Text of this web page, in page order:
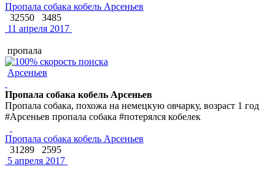
Пропала собака кобель Арсеньев
32550
3485
11 апреля 2017
пропала
Арсеньев
Пропала собака кобель Арсеньев
Пропала собака, похожа на немецкую овчарку, возраст 1 год
#Арсеньев пропала собака #потерялся кобелек
Пропала собака кобель Арсеньев
31289
2595
5 апреля 2017